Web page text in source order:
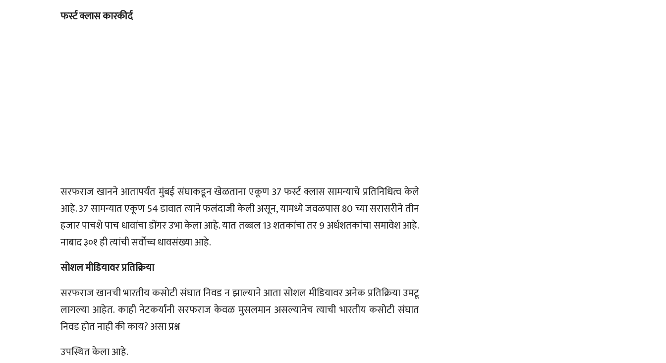
फर्स्ट क्लास कारकीर्द
सरफराज खानने आतापर्यंत मुंबई संघाकडून खेळताना एकूण 37 फर्स्ट क्लास सामन्याचे प्रतिनिधित्व केले
आहे. 37 सामन्यात एकूण 54 डावात त्याने फलंदाजी केली असून, यामध्ये जवळपास 80 च्या सरासरीने तीन
हजार पाचशे पाच धावांचा डोंगर उभा केला आहे. यात तब्बल 13 शतकांचा तर 9 अर्धशतकांचा समावेश आहे.
नाबाद ३०१ ही त्यांची सर्वोच्च धावसंख्या आहे.
सोशल मीडियावर प्रतिक्रिया
सरफराज खानची भारतीय कसोटी संघात निवड न झाल्याने आता सोशल मीडियावर अनेक प्रतिक्रिया उमटू
लागल्या आहेत. काही नेटकर्यांनी सरफराज केवळ मुसलमान असल्यानेच त्याची भारतीय कसोटी संघात
निवड होत नाही की काय? असा प्रश्न
उपस्थित केला आहे.